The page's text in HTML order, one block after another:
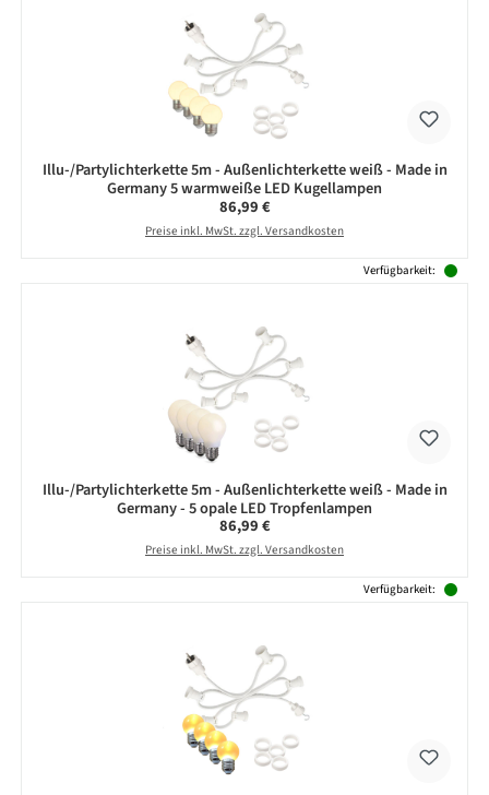
Illu-/Partylichterkette 5m - Außenlichterkette weiß - Made in
Germany 5 warmweiße LED Kugellampen
Regulärer Preis:
86,99 €
Preise inkl. MwSt. zzgl. Versandkosten
Verfügbarkeit:
Illu-/Partylichterkette 5m - Außenlichterkette weiß - Made in
Germany - 5 opale LED Tropfenlampen
Regulärer Preis:
86,99 €
Preise inkl. MwSt. zzgl. Versandkosten
Verfügbarkeit: